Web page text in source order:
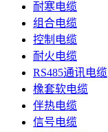
耐寒电缆
组合电缆
控制电缆
耐火电缆
RS485通讯电缆
橡套软电缆
伴热电缆
信号电缆